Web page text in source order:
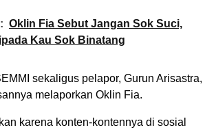
Oklin Fia Sebut Jangan Sok Suci,
Kau Sok Binatang
sekaligus pelapor, Gurun Arisastra,
melaporkan Oklin Fia.
karena konten-kontennya di sosial